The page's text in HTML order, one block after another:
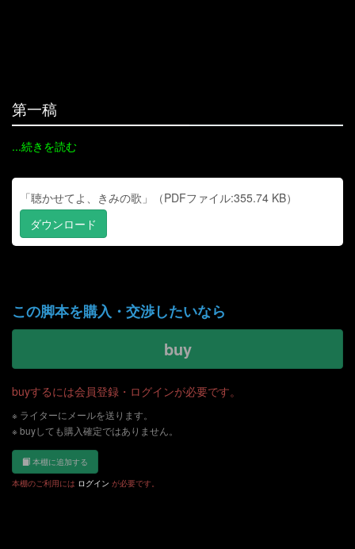
第一稿
...続きを読む
「聴かせてよ、きみの歌」（PDFファイル:355.74 KB）
ダウンロード
この脚本を購入・交渉したいなら
buy
buyするには会員登録・ログインが必要です。
※ ライターにメールを送ります。
※ buyしても購入確定ではありません。
本棚に追加する
本棚のご利用には ログイン が必要です。